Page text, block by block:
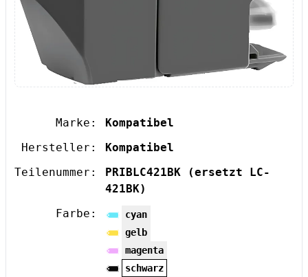
Marke:
Kompatibel
Hersteller:
Kompatibel
Teilenummer:
PRIBLC421BK
(ersetzt LC-
421BK)
Farbe:
cyan
gelb
magenta
schwarz